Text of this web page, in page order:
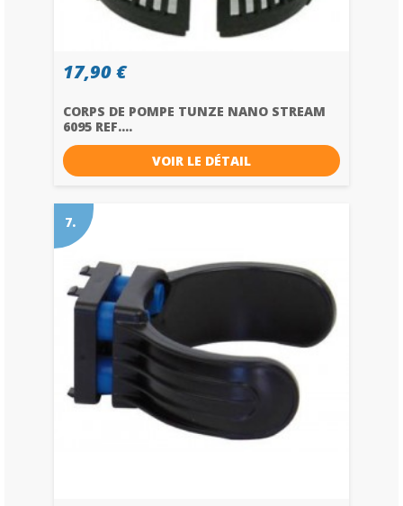
17,90 €
CORPS DE POMPE TUNZE NANO STREAM
6095 REF....
VOIR LE DÉTAIL
7.